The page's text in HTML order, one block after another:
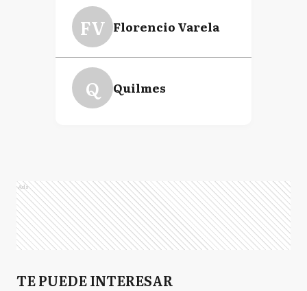
FV Florencio Varela
Q Quilmes
Ads
TE PUEDE INTERESAR